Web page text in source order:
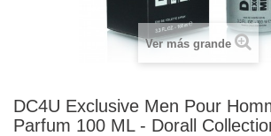
Ver más grande
DC4U Exclusive Men Pour
Parfum 100 ML - Dorall